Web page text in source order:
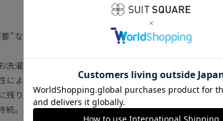
”な、画期的な『NON IRON』ドレスシャツ
濯が可能です。
により快適な着心地を叶えます。
残りがちなシワも防ぎます。
続。夜洗って、朝乾くお手入れ時短シャツで
88cm
90cm